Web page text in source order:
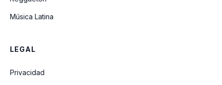
Música Latina
LEGAL
Privacidad